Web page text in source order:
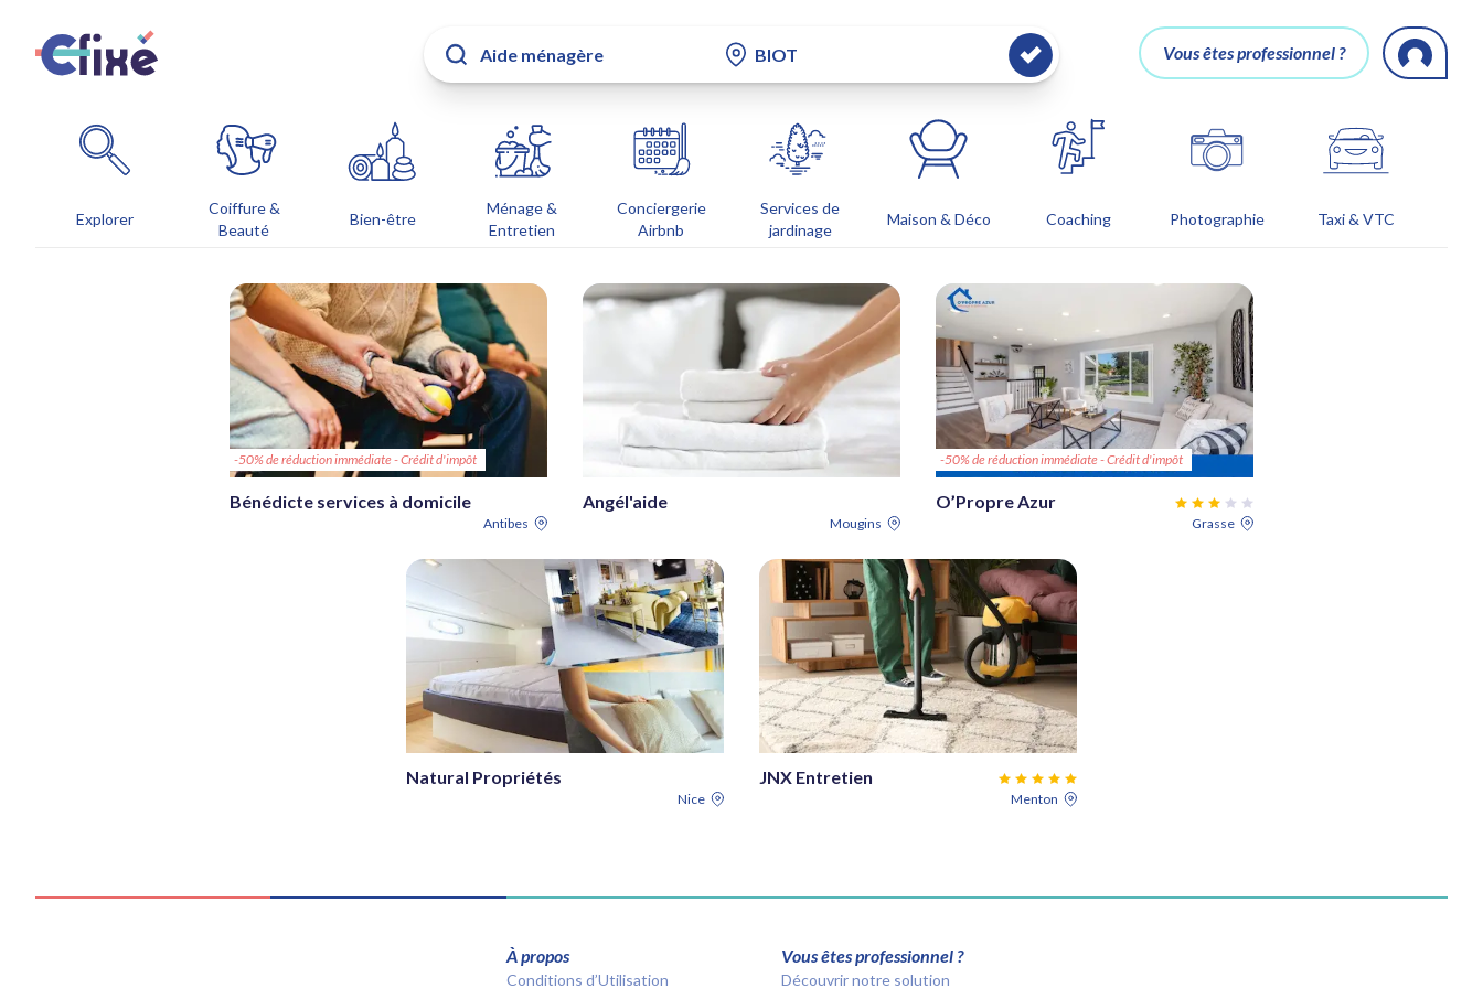
Vous êtes professionnel ?
Explorer
Coiffure &
Beauté
Bien-être
Ménage &
Entretien
Conciergerie
Airbnb
Services de
jardinage
Maison & Déco Coaching Photographie Taxi & VTC
-50% de réduction immédiate - Crédit d'impôt
Bénédicte services à domicile
Antibes
Angél'aide
Mougins
-50% de réduction immédiate - Crédit d'impôt
O’Propre Azur
Grasse
Natural Propriétés
Nice
JNX Entretien
Menton
À propos
Conditions d’Utilisation
Vous êtes professionnel ?
Découvrir notre solution